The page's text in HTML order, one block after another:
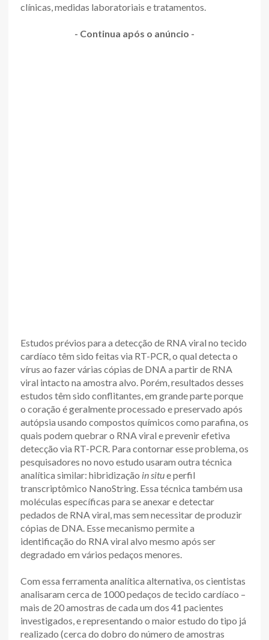
clínicas, medidas laboratoriais e tratamentos.
- Continua após o anúncio -
Estudos prévios para a detecção de RNA viral no tecido
cardíaco têm sido feitas via RT-PCR, o qual detecta o
vírus ao fazer várias cópias de DNA a partir de RNA
viral intacto na amostra alvo. Porém, resultados desses
estudos têm sido conflitantes, em grande parte porque
o coração é geralmente processado e preservado após
autópsia usando compostos químicos como parafina, os
quais podem quebrar o RNA viral e prevenir efetiva
detecção via RT-PCR. Para contornar esse problema, os
pesquisadores no novo estudo usaram outra técnica
analítica similar: hibridização in situe perfil
transcriptômico NanoString. Essa técnica também usa
moléculas específicas para se anexar e detectar
pedados de RNA viral, mas sem necessitar de produzir
cópias de DNA. Esse mecanismo permite a
identificação do RNA viral alvo mesmo após ser
degradado em vários pedaços menores.
Com essa ferramenta analítica alternativa, os cientistas
analisaram cerca de 1000 pedaços de tecido cardíaco –
mais de 20 amostras de cada um dos 41 pacientes
investigados, e representando o maior estudo do tipo já
realizado (cerca do dobro do número de amostras